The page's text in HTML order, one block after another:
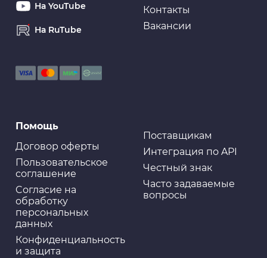
Контакты
Вакансии
Помощь
Договор оферты
Пользовательское
соглашение
Cогласие на
обработку
персональных
данных
Конфиденциальность
и защита
Поставщикам
Интеграция по API
Честный знак
Часто задаваемые
вопросы
На YouTube
На RuTube